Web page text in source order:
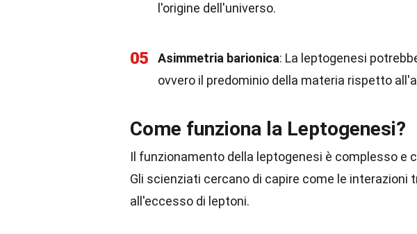
l'origine dell'universo.
05 Asimmetria barionica: La leptogenesi
ovvero il predominio della materia rispetto
Come funziona la Leptogenesi?
Il funzionamento della leptogenesi è complesso e
Gli scienziati cercano di capire come le interazioni
all'eccesso di leptoni.